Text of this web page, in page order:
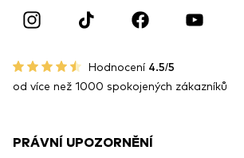
Hodnocení 4.5/5
od více než 1000 spokojených zákazníků
PRÁVNÍ UPOZORNĚNÍ